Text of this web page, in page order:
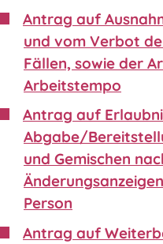
Antrag auf
und vom Verbot
Fällen, sowie der
Arbeitstempo
Antrag auf
Abgabe/
und Gemischen
Person
Antrag auf